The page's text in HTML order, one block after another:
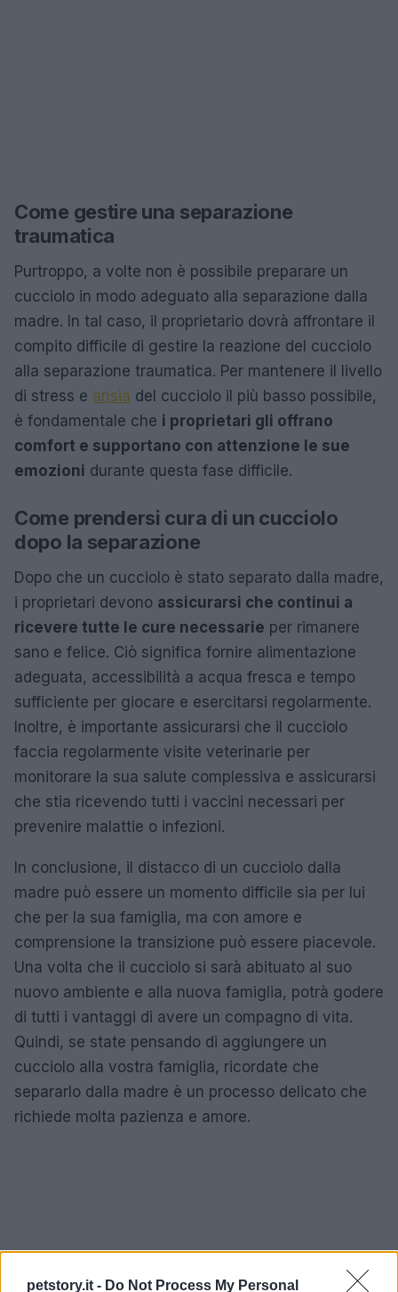
petstory.it - Do Not Process My Personal
Come gestire una separazione
traumatica
Purtroppo, a volte non è possibile preparare un
cucciolo in modo adeguato alla separazione dalla
madre. In tal caso, il proprietario dovrà affrontare il
compito difficile di gestire la reazione del cucciolo
alla separazione traumatica. Per mantenere il livello
di stress e ansia del cucciolo il più basso possibile,
è fondamentale che i proprietari gli offrano
comfort e supportano con attenzione le sue
emozioni durante questa fase difficile.
Come prendersi cura di un cucciolo
dopo la separazione
Dopo che un cucciolo è stato separato dalla madre,
i proprietari devono assicurarsi che continui a
ricevere tutte le cure necessarie per rimanere
sano e felice. Ciò significa fornire alimentazione
adeguata, accessibilità a acqua fresca e tempo
sufficiente per giocare e esercitarsi regolarmente.
Inoltre, è importante assicurarsi che il cucciolo
faccia regolarmente visite veterinarie per
monitorare la sua salute complessiva e assicurarsi
che stia ricevendo tutti i vaccini necessari per
prevenire malattie o infezioni.
In conclusione, il distacco di un cucciolo dalla
madre può essere un momento difficile sia per lui
che per la sua famiglia, ma con amore e
comprensione la transizione può essere piacevole.
Una volta che il cucciolo si sarà abituato al suo
nuovo ambiente e alla nuova famiglia, potrà godere
di tutti i vantaggi di avere un compagno di vita.
Quindi, se state pensando di aggiungere un
cucciolo alla vostra famiglia, ricordate che
separarlo dalla madre è un processo delicato che
richiede molta pazienza e amore.